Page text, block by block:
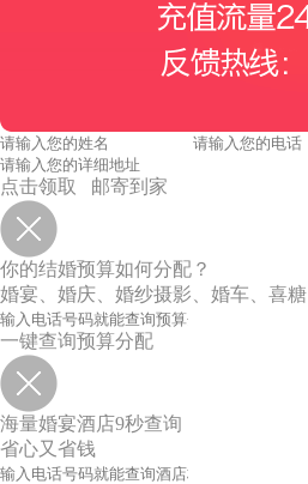
点击领取 邮寄到家
你的结婚预算如何分配？
婚宴、婚庆、婚纱摄影、婚车、喜糖
一键查询预算分配
海量婚宴酒店9秒查询
省心又省钱